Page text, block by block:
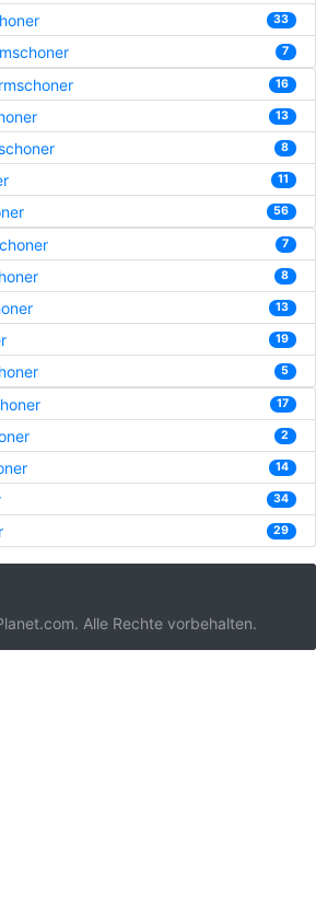
33
7
16
13
8
11
56
7
8
13
19
5
17
2
14
34
29
Alle Rechte vorbehalten.